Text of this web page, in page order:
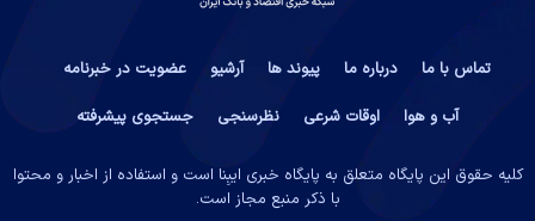
تماس با ما درباره ما پیوند ها آرشیو
عضویت در خبرنامه
آب و هوا
اوقات شرعی نظرسنجی جستجوی پیشرفته
کلیه حقوق این پایگاه متعلق به پایگاه خبری ایبِنا است و استفاده از اخبار و محتوا
با ذکر منبع مجاز است.